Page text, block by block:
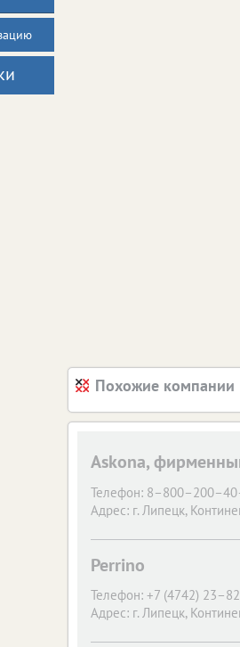
Похожие компании
Askona,
Телефон:
Адрес: г. Липецк,
Perrino
Телефон: +7 (4742)
Адрес: г. Липецк,